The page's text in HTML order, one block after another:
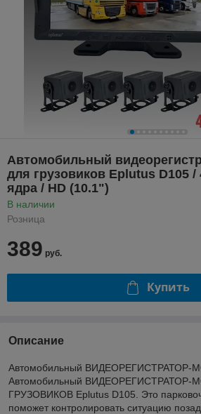
Автомобильный
для грузовиков Eplutus D105
ядра / HD (10.1")
В наличии
Розница
389 руб.
Купить
Описание
Автомобильный ВИДЕОРЕГИСТРАТОР-
Автомобильный ВИДЕОРЕГИСТРАТОР-
ГРУЗОВИКОВ Eplutus D105. Это
поможет контролировать ситуацию